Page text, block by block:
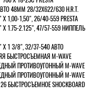
48ММ 28/32Х622/630 H.R.T.
1,00-1,50", 26/40-559 PRESTA
Х 1.75-2.125", 47/57-559 НИППЕЛЬ
Х 1 3/8", 32/37-540 АВТО
БЫСТРОСЪЕМНАЯ M-WAVE
ПРОТИВОУГОННЫЙ M-WAVE
ПРОТИВОУГОННЫЙ M-WAVE
БЫСТРОСЪЕМНОЕ SHOCKBOARD